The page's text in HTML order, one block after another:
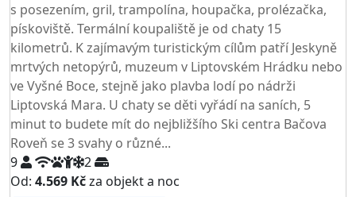
s posezením, gril, trampolína, houpačka, prolézačka,
pískoviště. Termální koupaliště je od chaty 15
kilometrů. K zajímavým turistickým cílům patří Jeskyně
mrtvých netopýrů, muzeum v Liptovském Hrádku nebo
ve Vyšné Boce, stejně jako plavba lodí po nádrži
Liptovská Mara. U chaty se děti vyřádí na saních, 5
minut to budete mít do nejbližšího Ski centra Bačova
Roveň se 3 svahy o různé...
9
2
Od: 4.569 Kčza objekt a noc